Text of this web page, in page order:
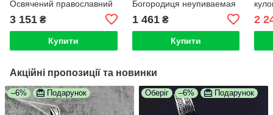
Освячений православний
хрест СПАСИ І ЗБЕРЕЖИ
із срібла 925
3 151 ₴
Купити
Богородиця неупиваемая
чаша із срібла 925 проби
1 461₴
Купити
2
Акційні пропозиції та новинки
–6% Подарунок Оберіг –6% Подарунок